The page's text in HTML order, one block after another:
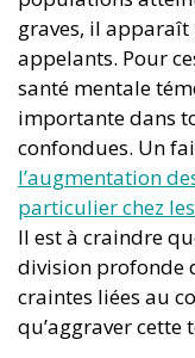
graves, il apparaît
appelants. Pour
santé mentale
importante dans
confondues. Un
l’augmentation
particulier chez
Il est à craindre
division profonde
craintes liées au
qu’aggraver cette